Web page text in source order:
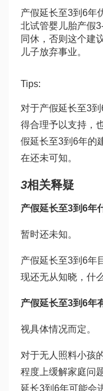
产假延长至3到6年
北试管婴儿胎产假
同休，否则这个建
儿子放弃事业。
Tips:
对于产假延长至3
得合理予以支持，
假延长至3到6年的
在还未可知。
3相关释疑
产假延长至3到6年
暂时还未知。
产假延长至3到6年
现还无从知晓，什
产假延长至3到6年
视具体情况而定。
对于无人照料小孩
程度上缓解家庭问
延长3到6年可能会